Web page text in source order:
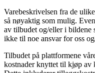
Varebeskrivelsen fra de
så nøyaktig som mulig.
av tilbudet og/eller i bildene
ikke til noe ansvar for oss
Tilbudet på plattformene
kostnader knyttet til kjøp av